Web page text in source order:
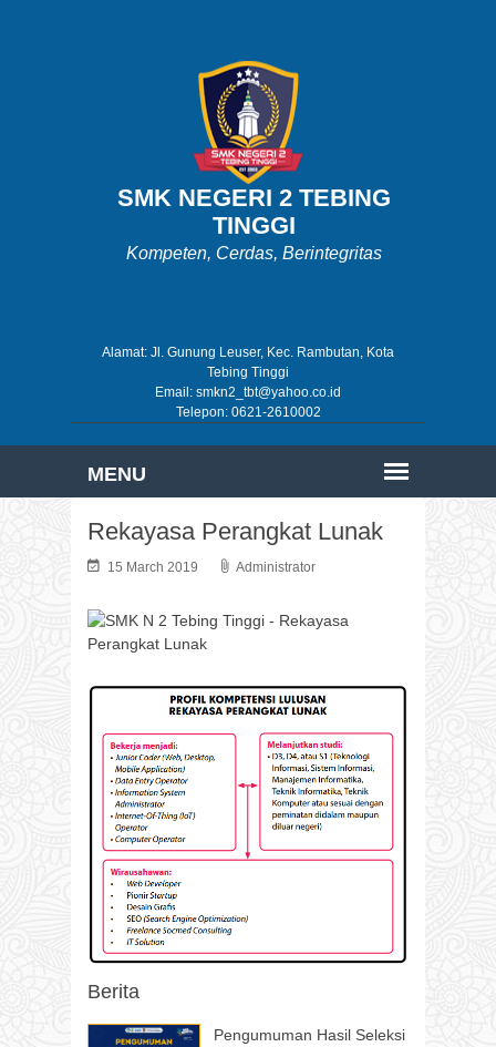
SMK NEGERI 2 TEBING
TINGGI
Kompeten, Cerdas, Berintegritas
Alamat: Jl. Gunung Leuser, Kec. Rambutan, Kota
Tebing Tinggi
Email: smkn2_tbt@yahoo.co.id
Telepon: 0621-2610002
Rekayasa Perangkat Lunak
15 March 2019 Administrator
Berita
Pengumuman Hasil Seleksi